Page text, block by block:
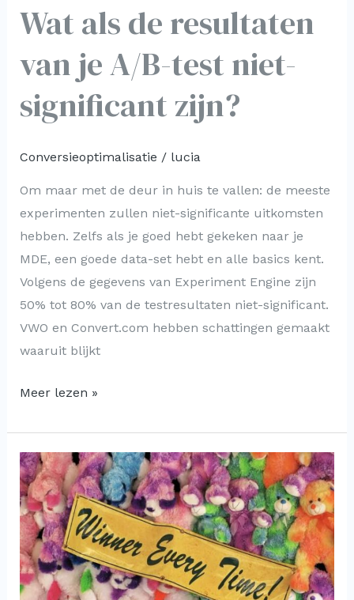
Wat als de resultaten
van je A/B-test niet-
significant zijn?
Conversieoptimalisatie / lucia
Om maar met de deur in huis te vallen: de meeste
experimenten zullen niet-significante uitkomsten
hebben. Zelfs als je goed hebt gekeken naar je
MDE, een goede data-set hebt en alle basics kent.
Volgens de gegevens van Experiment Engine zijn
50% tot 80% van de testresultaten niet-significant.
VWO en Convert.com hebben schattingen gemaakt
waaruit blijkt
zijn?
Meer lezen »
Verbeter
je
conversie
in
de
checkout: